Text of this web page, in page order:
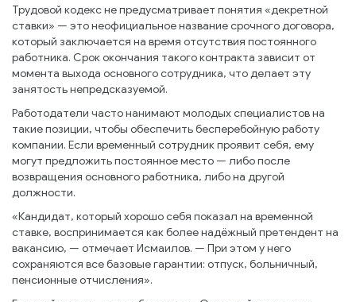
Трудовой кодекс не предусматривает понятия «декретной
ставки» — это неофициальное название срочного договора,
который заключается на время отсутствия постоянного
работника. Срок окончания такого контракта зависит от
момента выхода основного сотрудника, что делает эту
занятость непредсказуемой.
Работодатели часто нанимают молодых специалистов на
такие позиции, чтобы обеспечить бесперебойную работу
компании. Если временный сотрудник проявит себя, ему
могут предложить постоянное место — либо после
возвращения основного работника, либо на другой
должности.
«Кандидат, который хорошо себя показал на временной
ставке, воспринимается как более надёжный претендент на
вакансию, — отмечает Исмаилов. — При этом у него
сохраняются все базовые гарантии: отпуск, больничный,
пенсионные отчисления».